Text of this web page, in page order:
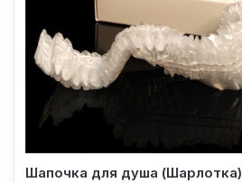
Шапочка для душа (Шарлотка)